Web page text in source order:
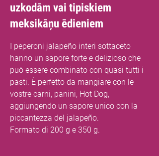
uzkodām vai tipiskiem
meksikāņu ēdieniem
I peperoni jalapeño interi sottaceto
hanno un sapore forte e delizioso che
può essere combinato con quasi tutti i
pasti. È perfetto da mangiare con le
vostre carni, panini, Hot Dog,
aggiungendo un sapore unico con la
piccantezza del jalapeño.
Formato di 200 g e 350 g.